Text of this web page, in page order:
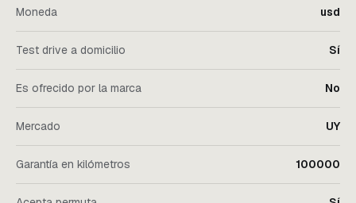
Moneda usd
Test drive a domicilio Sí
Es ofrecido por la marca No
Mercado UY
Garantía en kilómetros 100000